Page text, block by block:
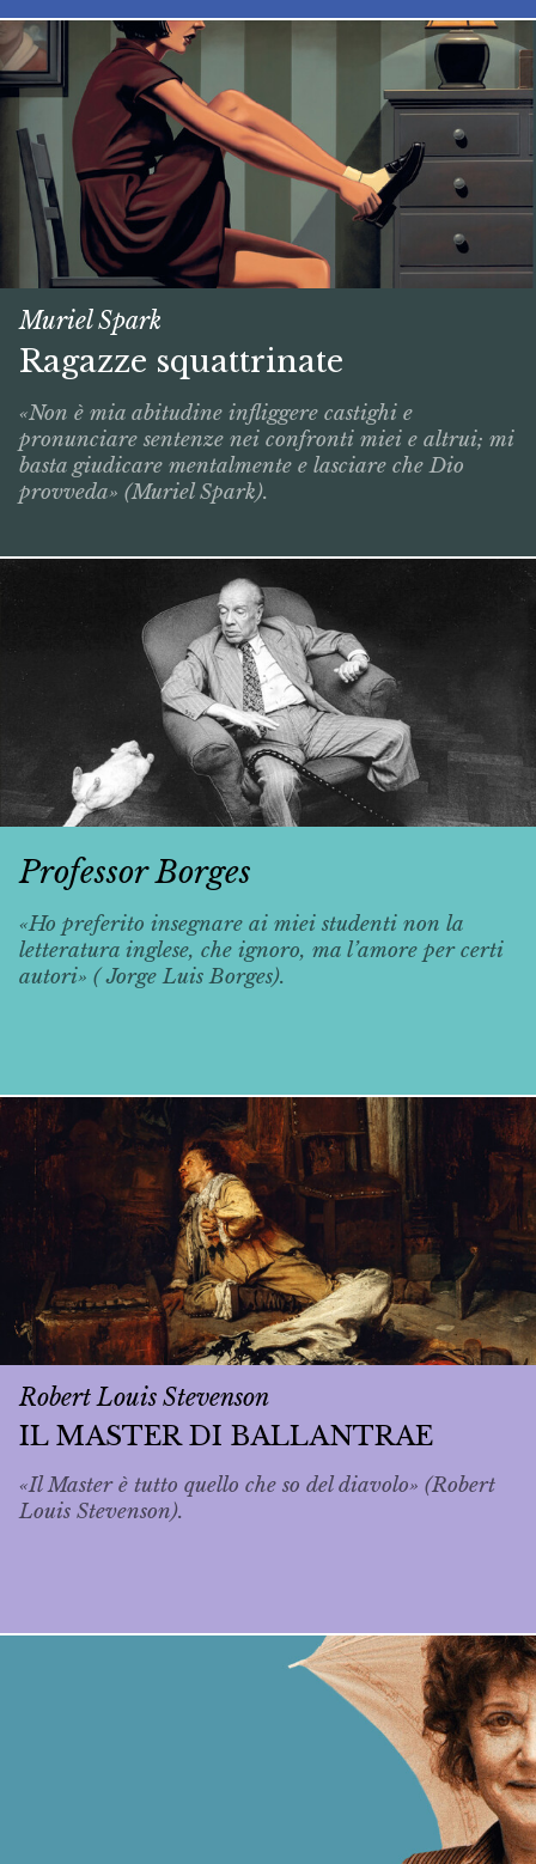
Muriel Spark
Ragazze squattrinate
«Non è mia abitudine infliggere castighi e
pronunciare sentenze nei confronti miei e altrui; mi
basta giudicare mentalmente e lasciare che Dio
provveda» (Muriel Spark).
Professor Borges
«Ho preferito insegnare ai miei studenti non la
letteratura inglese, che ignoro, ma l’amore per certi
autori» ( Jorge Luis Borges).
Robert Louis Stevenson
IL MASTER DI BALLANTRAE
«Il Master è tutto quello che so del diavolo» (Robert
Louis Stevenson).